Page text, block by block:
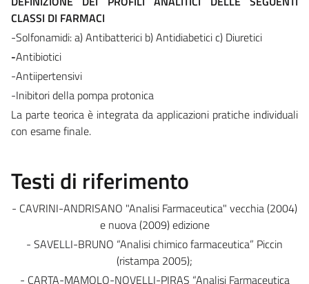
CLASSI DI FARMACI
-Solfonamidi: a) Antibatterici b) Antidiabetici c) Diuretici
-Antibiotici
-Antiipertensivi
-Inibitori della pompa protonica
La parte teorica è integrata da applicazioni pratiche individuali
con esame finale.
Testi di riferimento
- CAVRINI-ANDRISANO "Analisi Farmaceutica" vecchia (2004)
e nuova (2009) edizione
- SAVELLI-BRUNO “Analisi chimico farmaceutica” Piccin
(ristampa 2005);
- CARTA-MAMOLO-NOVELLI-PIRAS “Analisi Farmaceutica